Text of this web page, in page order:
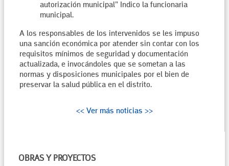
autorización municipal” Indico la funcionaria
municipal.
A los responsables de los intervenidos se les impuso
una sanción económica por atender sin contar con los
requisitos mínimos de seguridad y documentación
actualizada, e invocándoles que se sometan a las
normas y disposiciones municipales por el bien de
preservar la salud pública en el distrito.
<< Ver más noticias >>
OBRAS Y PROYECTOS